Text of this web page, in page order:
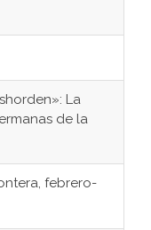
La
febrero-
Villamartín,